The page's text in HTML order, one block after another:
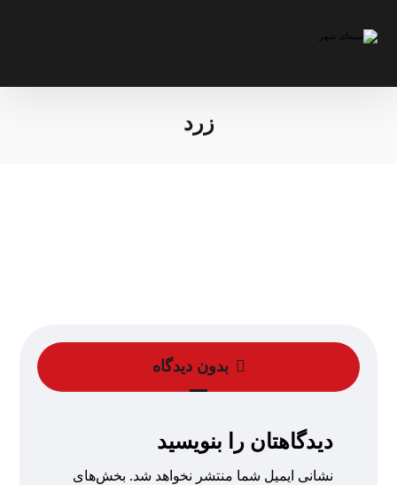
زرد
بدون دیدگاه
دیدگاهتان را بنویسید
نشانی ایمیل شما منتشر نخواهد شد. بخش‌های